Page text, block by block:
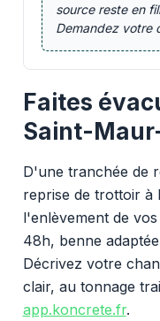
source reste en
Demandez votre
Faites
Saint-
D'une tranchée de
reprise de trottoir à
l'enlèvement de
48h, benne
Décrivez votre
clair, au tonnage
app.koncrete.fr.